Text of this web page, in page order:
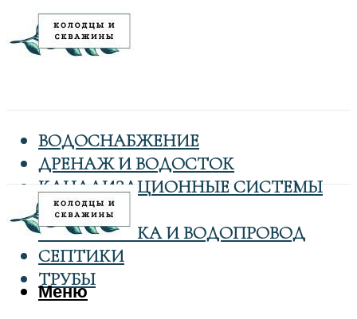
ВОДОСНАБЖЕНИЕ
ДРЕНАЖ И ВОДОСТОК
КАНАЛИЗАЦИОННЫЕ СИСТЕМЫ
КОЛОДЦЫ
САНТЕХНИКА И ВОДОПРОВОД
СЕПТИКИ
ТРУБЫ
Меню